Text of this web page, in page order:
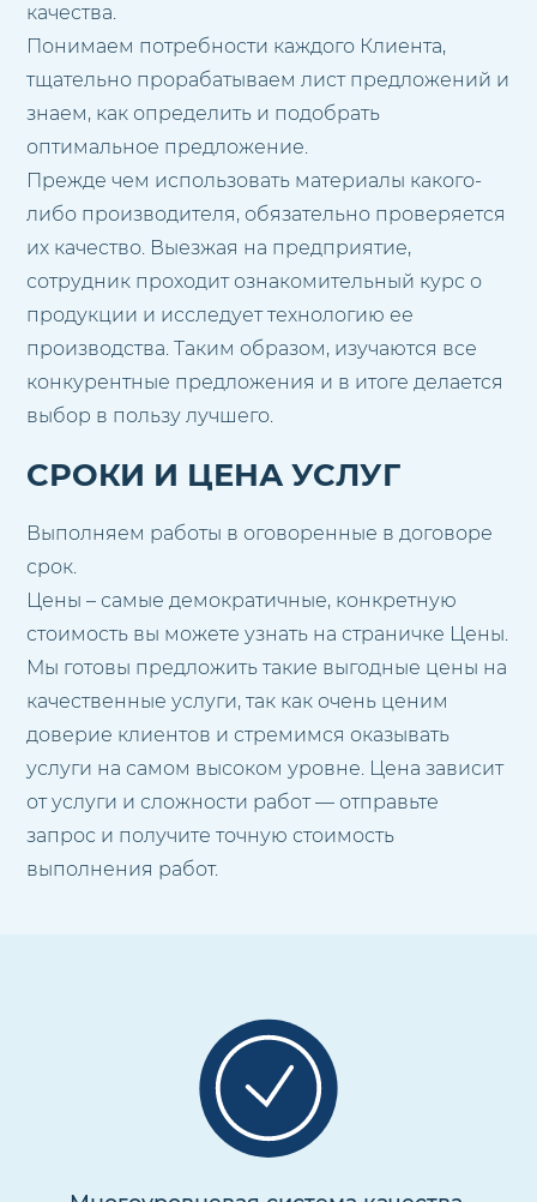
качества.
Понимаем потребности каждого Клиента,
тщательно прорабатываем лист предложений и
знаем, как определить и подобрать
оптимальное предложение.
Прежде чем использовать материалы какого-
либо производителя, обязательно проверяется
их качество. Выезжая на предприятие,
сотрудник проходит ознакомительный курс о
продукции и исследует технологию ее
производства. Таким образом, изучаются все
конкурентные предложения и в итоге делается
выбор в пользу лучшего.
СРОКИ И ЦЕНА УСЛУГ
Выполняем работы в оговоренные в договоре
срок.
Цены – самые демократичные, конкретную
стоимость вы можете узнать на страничке Цены.
Мы готовы предложить такие выгодные цены на
качественные услуги, так как очень ценим
доверие клиентов и стремимся оказывать
услуги на самом высоком уровне. Цена зависит
от услуги и сложности работ — отправьте
запрос и получите точную стоимость
выполнения работ.